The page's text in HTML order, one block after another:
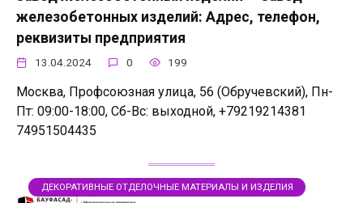
железобетонных изделий: Адрес, телефон,
реквизиты предприятия
13.04.2024 0 199
Москва, Профсоюзная улица, 56 (Обручевский), Пн-
Пт: 09:00-18:00, Сб-Вс: выходной, +79219214381
74951504435
ДЕКОРАТИВНЫЕ ОТДЕЛОЧНЫЕ МАТЕРИАЛЫ И ИЗДЕЛИЯ